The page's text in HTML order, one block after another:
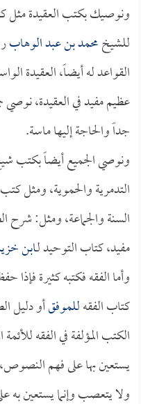
ونوصيك بكتب العقيدة
للشيخمحمد بن عبد الوهاب
القواعد له أيضاً، العقيدة
عظيم مفيد في العقيدة، نوصي
جداً والحاجة إليها ماسة.
ونوصي الجميع أيضاً بكتب
التدمرية والحموية، ومثل كتب
السنة والجماعة، ومثل: شرح
مفيد، كتاب التوحيد لـابن
وأما الفقه فكتبه كثيرة فإذا
كتاب الفقهللموفقأو دليل
الكتب المؤلفة في الفقه
يستعين بها على فهم
ولا يتعصب وإنما يستعين